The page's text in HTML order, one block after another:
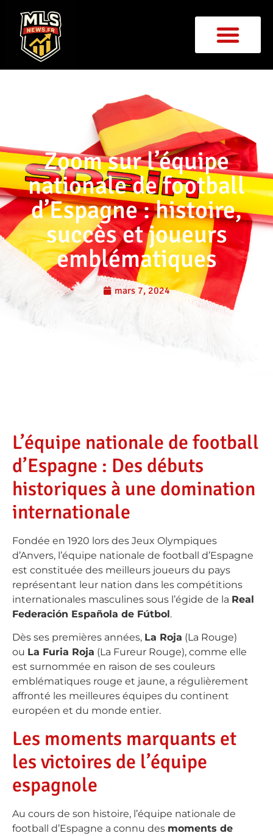
Zoom sur l’équipe
nationale de football
d’Espagne : histoire,
succès et joueurs
emblématiques
mars 7, 2024
L’équipe nationale de football
d’Espagne : Des débuts
historiques à une domination
internationale
Fondée en 1920 lors des Jeux Olympiques
d’Anvers, l’équipe nationale de football d’Espagne
est constituée des meilleurs joueurs du pays
représentant leur nation dans les compétitions
internationales masculines sous l’égide de la Real
Federación Española de Fútbol.
Dès ses premières années, La Roja (La Rouge)
ou La Furia Roja (La Fureur Rouge), comme elle
est surnommée en raison de ses couleurs
emblématiques rouge et jaune, a régulièrement
affronté les meilleures équipes du continent
européen et du monde entier.
Les moments marquants et
les victoires de l’équipe
espagnole
Au cours de son histoire, l’équipe nationale de
football d’Espagne a connu des moments de